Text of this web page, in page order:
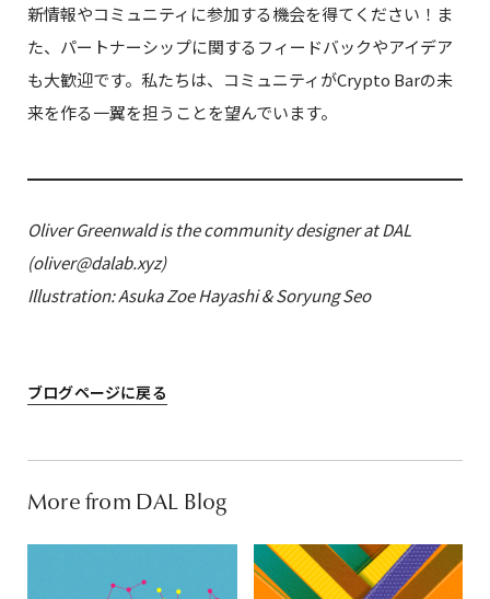
新情報やコミュニティに参加する機会を得てください！ま
た、パートナーシップに関するフィードバックやアイデア
も大歓迎です。私たちは、コミュニティがCrypto Barの未
来を作る一翼を担うことを望んでいます。
Oliver Greenwald is the community designer at DAL
(oliver@dalab.xyz)
Illustration: Asuka Zoe Hayashi & Soryung Seo
ブログページに戻る
More from DAL Blog